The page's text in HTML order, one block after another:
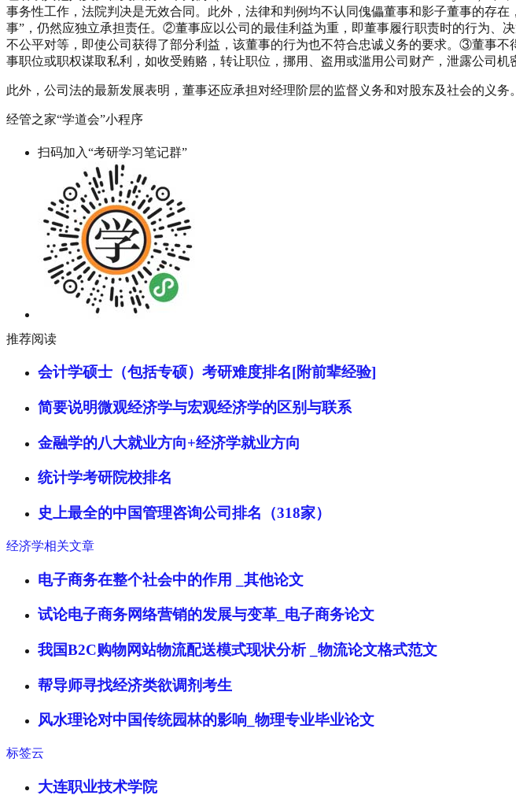
事务性工作，法院判决是无效合同。此外，法律和判例均不认同傀儡董事和影子董事的存
事”，仍然应独立承担责任。②董事应以公司的最佳利益为重，即董事履行职责时的行为、
不公平对等，即使公司获得了部分利益，该董事的行为也不符合忠诚义务的要求。③董事
事职位或职权谋取私利，如收受贿赂，转让职位，挪用、盗用或滥用公司财产，泄露公司机
此外，公司法的最新发展表明，董事还应承担对经理阶层的监督义务和对股东及社会的义务。
经管之家“学道会”小程序
扫码加入“考研学习笔记群”
推荐阅读
会计学硕士（包括专硕）考研难度排名[附前辈经验]
简要说明微观经济学与宏观经济学的区别与联系
金融学的八大就业方向+经济学就业方向
统计学考研院校排名
史上最全的中国管理咨询公司排名（318家）
经济学相关文章
电子商务在整个社会中的作用 _其他论文
试论电子商务网络营销的发展与变革_电子商务论文
我国B2C购物网站物流配送模式现状分析 _物流论文格式范文
帮导师寻找经济类欲调剂考生
风水理论对中国传统园林的影响_物理专业毕业论文
标签云
大连职业技术学院